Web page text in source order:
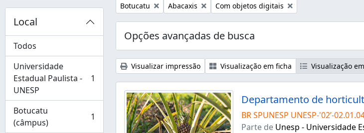
Local
Todos
Universidade
Estadual Paulista -
UNESP
, 1 resultados 1
Botucatu
(câmpus)
, 1 resultados 1
Remover filtro:
Botucatu Remover filtro:
Abacaxis Remover filtro:
Com objetos digitais
Opções avançadas de busca
Visualizar impressão Visualização em ficha Visualização
Departamento de
BR SPUNESP UNESP-'02’-
Parte de Unesp - Universidade